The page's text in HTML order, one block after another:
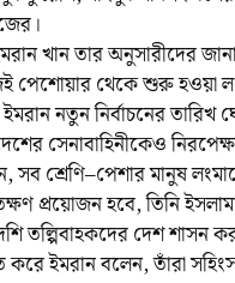
খান তার অনুসারীদের
পেশোয়ার থেকে শুরু হওয়া
নতুন নির্বাচনের
সেনাবাহিনীকেও
সব শ্রেণি–পেশার মানুষ
প্রয়োজন হবে, তিনি
তল্পিবাহকদের দেশ শাসন
ইমরান বলেন, তাঁরা